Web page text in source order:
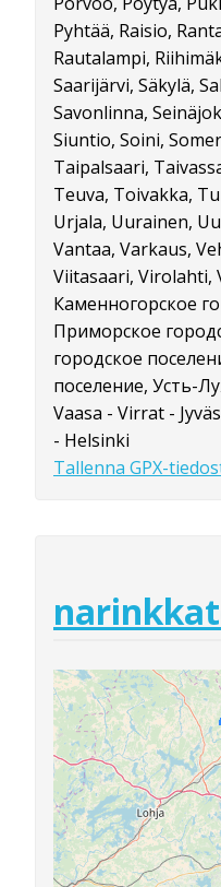
Pyhtää, Raisio,
Rautalampi,
Saarijärvi, Säkylä,
Savonlinna,
Siuntio, Soini,
Taipalsaari,
Teuva, Toivakka,
Urjala, Uurainen,
Vantaa, Varkaus,
Viitasaari, Virolahti,
Каменногорское
Приморское
городское
поселение, Усть-
Vaasa - Virrat -
- Helsinki
Tallenna GPX-